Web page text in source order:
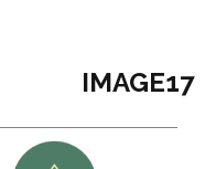
IMAGE17